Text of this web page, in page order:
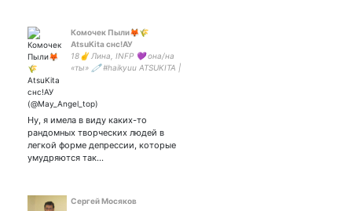
Комочек Пыли🦊🌾
AtsuKita снс!АУ
18✌︎ Лина, INFP 💜 она/на
«ты» 🧷 #haikyuu ATSUKITA |
Жена - | Мия твикс с | 🇷🇺🇬🇧
Ну, я имела в виду каких-то
рандомных творческих людей в
легкой форме депрессии, которые
умудряются так…
Сергей Мосяков